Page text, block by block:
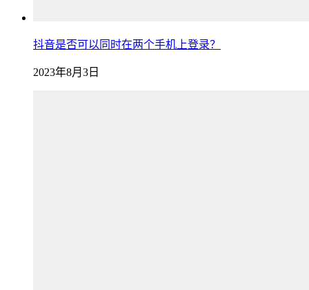
抖音是否可以同时在两个手机上登录？
2023年8月3日